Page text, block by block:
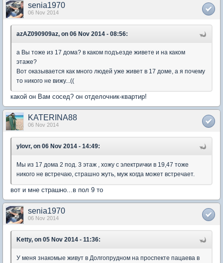
senia1970
06 Nov 2014
azAZ090909az, on 06 Nov 2014 - 08:56:
а Вы тоже из 17 дома? в каком подъезде живете и на каком
этаже?
Вот оказывается как много людей уже живет в 17 доме, а я почему
то никого не вижу...((
какой он Вам сосед? он отделочник-квартир!
KATERINA88
06 Nov 2014
ylovr, on 06 Nov 2014 - 14:49:
Мы из 17 дома 2 под. 3 этаж , хожу с электрички в 19,47 тоже
никого не встречаю, страшно жуть, муж когда может встречает.
вот и мне страшно...в пол 9 то
senia1970
06 Nov 2014
Ketty, on 05 Nov 2014 - 11:36:
У меня знакомые живут в Долгопрудном на проспекте пацаева в